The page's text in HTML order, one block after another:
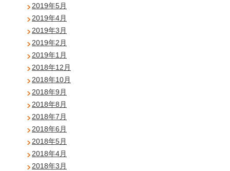
2019年5月
2019年4月
2019年3月
2019年2月
2019年1月
2018年12月
2018年10月
2018年9月
2018年8月
2018年7月
2018年6月
2018年5月
2018年4月
2018年3月